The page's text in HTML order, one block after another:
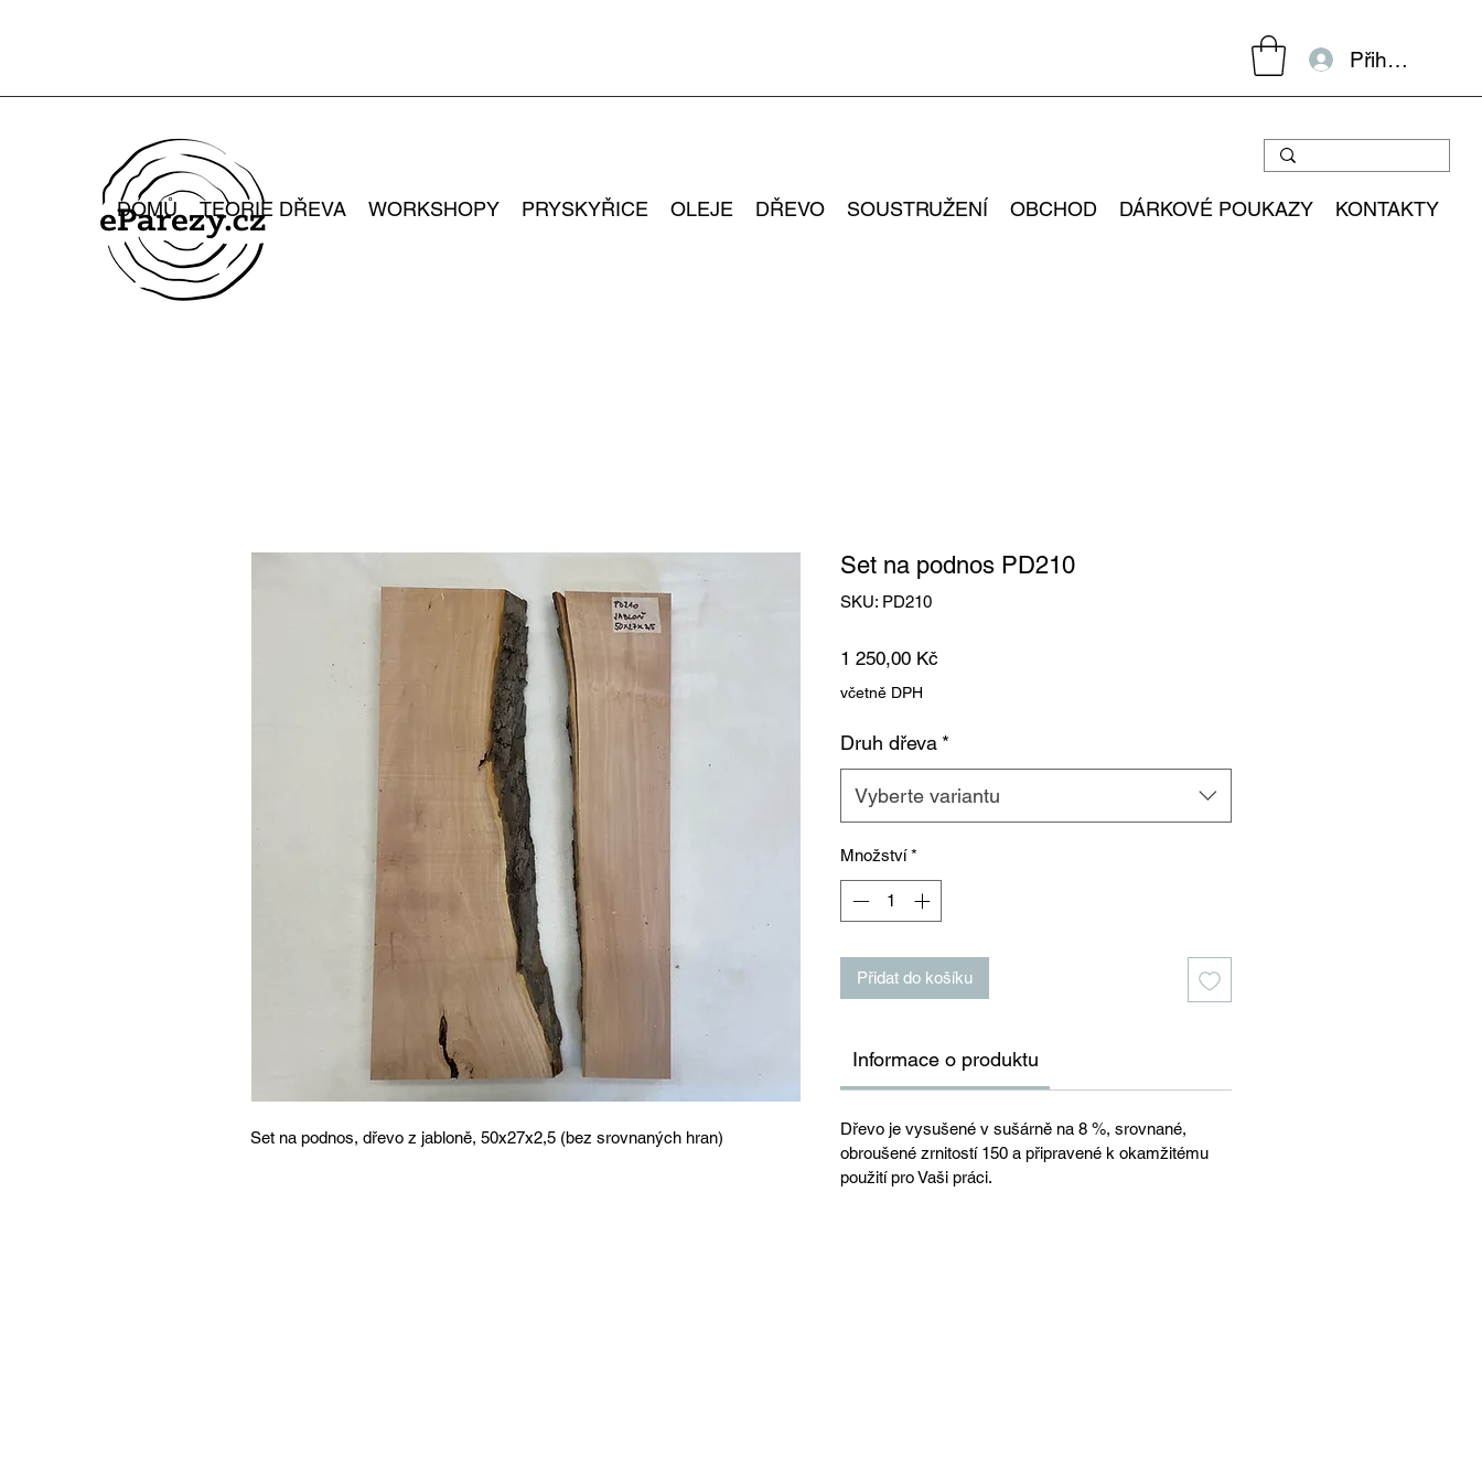
Přihlásit se
DOMŮ TEORIE DŘEVA WORKSHOPY PRYSKYŘICE OLEJE DŘEVO SOUSTRUŽENÍ OBCHOD DÁRKOVÉ POUKAZY KONTAKTY
Set na podnos, dřevo z jabloně, 50x27x2,5 (bez srovnaných hran)
Set na podnos PD210
SKU: PD210
1 250,00 Kč
včetně DPH
Druh dřeva *
Vyberte variantu
Množství *
Přidat do košíku
Informace o produktu
Dřevo je vysušené v sušárně na 8 %, srovnané,
obroušené zrnitostí 150 a připravené k okamžitému
použití pro Vaši práci.